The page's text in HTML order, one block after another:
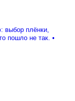
выбор плёнки,
пошло не так. •